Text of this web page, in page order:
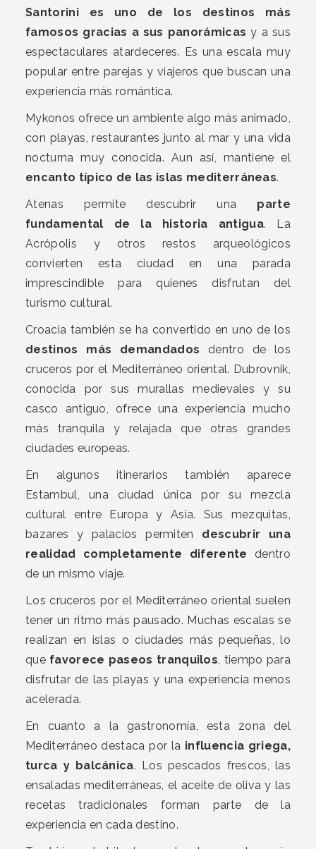
Santorini es uno de los destinos más
famosos gracias a sus panorámicas y a sus
espectaculares atardeceres. Es una escala muy
popular entre parejas y viajeros que buscan una
experiencia más romántica.
Mykonos ofrece un ambiente algo más animado,
con playas, restaurantes junto al mar y una vida
nocturna muy conocida. Aun así, mantiene el
encanto típico de las islas mediterráneas.
Atenas permite descubrir una parte
fundamental de la historia antigua. La
Acrópolis y otros restos arqueológicos
convierten esta ciudad en una parada
imprescindible para quienes disfrutan del
turismo cultural.
Croacia también se ha convertido en uno de los
destinos más demandados dentro de los
cruceros por el Mediterráneo oriental. Dubrovnik,
conocida por sus murallas medievales y su
casco antiguo, ofrece una experiencia mucho
más tranquila y relajada que otras grandes
ciudades europeas.
En algunos itinerarios también aparece
Estambul, una ciudad única por su mezcla
cultural entre Europa y Asia. Sus mezquitas,
bazares y palacios permiten descubrir una
realidad completamente diferente dentro
de un mismo viaje.
Los cruceros por el Mediterráneo oriental suelen
tener un ritmo más pausado. Muchas escalas se
realizan en islas o ciudades más pequeñas, lo
que favorece paseos tranquilos, tiempo para
disfrutar de las playas y una experiencia menos
acelerada.
En cuanto a la gastronomía, esta zona del
Mediterráneo destaca por la influencia griega,
turca y balcánica. Los pescados frescos, las
ensaladas mediterráneas, el aceite de oliva y las
recetas tradicionales forman parte de la
experiencia en cada destino.